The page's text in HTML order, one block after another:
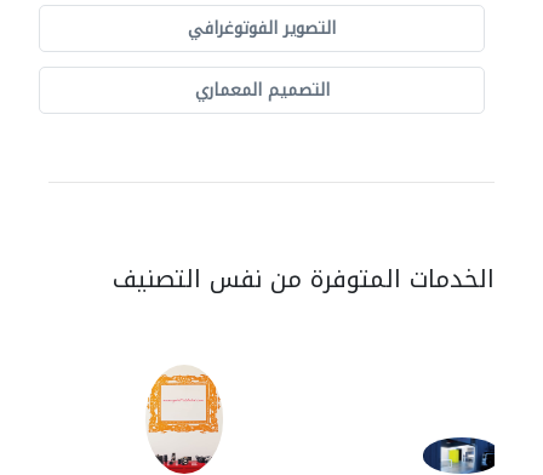
التصوير الفوتوغرافي
التصميم المعماري
الخدمات المتوفرة من نفس التصنيف